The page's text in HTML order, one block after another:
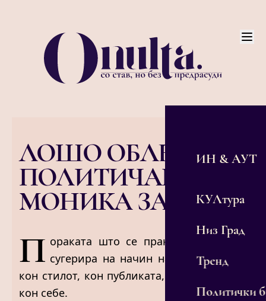
ИН & АУТ
КУЛтура
Низ Град
Тренд
Политички
ЛОШО ОБЛЕЧЕНИ
ПОЛИТИЧАРКИ:
МОНИКА ЗАЈКОВА
П ораката што се праќа со облеката
сугерира на начин на живот, однос
кон стилот, кон публиката, кон гласачите,
кон себе.